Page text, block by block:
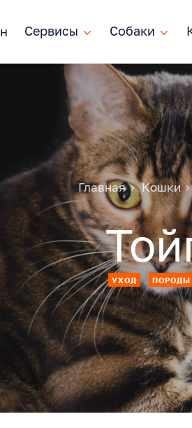
Сервисы
Сервисы Собаки
Собаки
Главная Кошки
УХОД ПОРОДЫ